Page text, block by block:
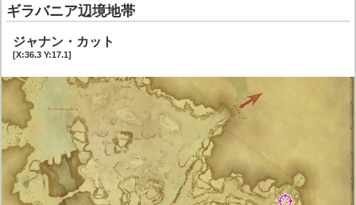
ギラバニア辺境地帯
ジャナン・カット
[X:36.3 Y:17.1]